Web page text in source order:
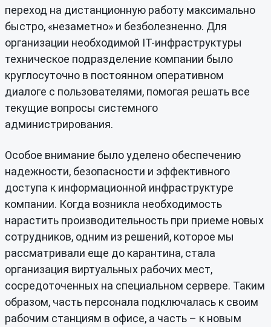
переход на дистанционную работу максимально
быстро, «незаметно» и безболезненно. Для
организации необходимой IT-инфраструктуры
техническое подразделение компании было
круглосуточно в постоянном оперативном
диалоге с пользователями, помогая решать все
текущие вопросы системного
администрирования.
Особое внимание было уделено обеспечению
надежности, безопасности и эффективного
доступа к информационной инфраструктуре
компании. Когда возникла необходимость
нарастить производительность при приеме новых
сотрудников, одним из решений, которое мы
рассматривали еще до карантина, стала
организация виртуальных рабочих мест,
сосредоточенных на специальном сервере. Таким
образом, часть персонала подключалась к своим
рабочим станциям в офисе, а часть – к новым